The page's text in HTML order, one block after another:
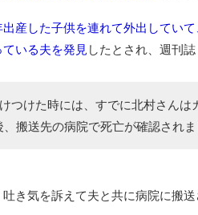
産した子供を連れて外出してい
いる夫を発見 したとされ、週刊
つけた時には、すでに北村さん
搬送先の病院で死亡が確認されま
き気を訴えて夫と共に病院に搬